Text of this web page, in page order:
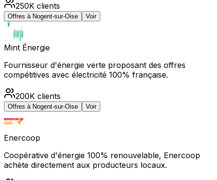
250K clients
Offres à Nogent-sur-Oise Voir
Mint Énergie
Fournisseur d'énergie verte proposant des offres
compétitives avec électricité 100% française.
200K clients
Offres à Nogent-sur-Oise Voir
Enercoop
Coopérative d'énergie 100% renouvelable, Enercoop
achète directement aux producteurs locaux.